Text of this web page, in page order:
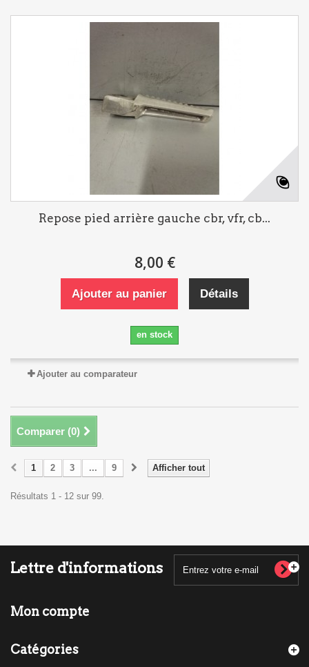
Repose pied arrière gauche cbr, vfr, cb...
8,00 €
Ajouter au panier Détails
en stock
Ajouter au comparateur
Comparer (0)
Afficher tout
1 2 3 ... 9
Résultats 1 - 12 sur 99.
Lettre d'informations
Mon compte
Catégories